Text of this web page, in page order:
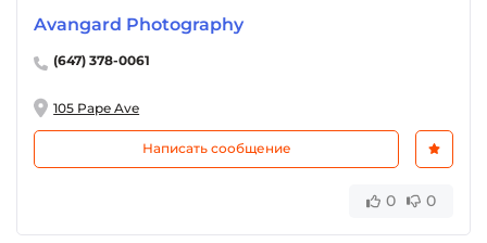
Avangard Photography
(647) 378-0061
105 Pape Ave
Написать сообщение
0 0